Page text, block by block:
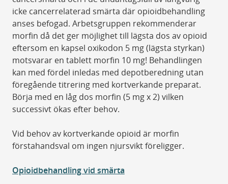
icke cancerrelaterad smärta där opioidbehandling
anses befogad. Arbetsgruppen rekommenderar
morfin då det ger möjlighet till lägsta dos av opioid
eftersom en kapsel oxikodon 5 mg (lägsta styrkan)
motsvarar en tablett morfin 10 mg! Behandlingen
kan med fördel inledas med depotberedning utan
föregående titrering med kortverkande preparat.
Börja med en låg dos morfin (5 mg x 2) vilken
successivt ökas efter behov.
Vid behov av kortverkande opioid är morfin
förstahandsval om ingen njursvikt föreligger.
Opioidbehandling vid smärta